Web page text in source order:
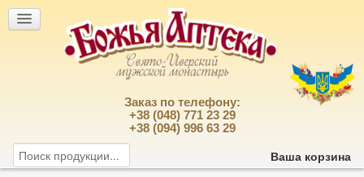
Заказ по телефону:
+38 (048) 771 23 29
+38 (094) 996 63 29
Ваша корзина